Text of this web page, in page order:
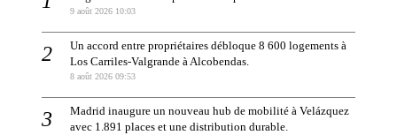
9 août 2026 10:03
Un accord entre propriétaires débloque 8 600 logements à
Los Carriles-Valgrande à Alcobendas.
8 août 2026 09:53
Madrid inaugure un nouveau hub de mobilité à Velázquez
avec 1.891 places et une distribution durable.